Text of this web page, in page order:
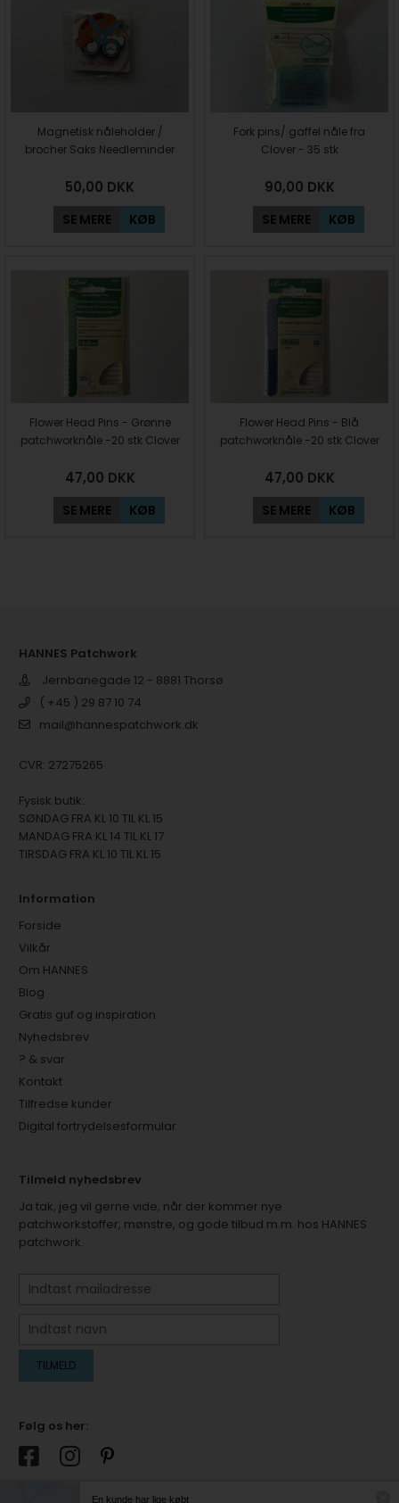
Magnetisk nåleholder /
brocher Saks Needleminder
50,00 DKK
SE MERE KØB
Fork pins/ gaffel nåle fra
Clover - 35 stk
90,00 DKK
SE MERE KØB
Flower Head Pins - Grønne
patchworknåle -20 stk Clover
47,00 DKK
SE MERE KØB
Flower Head Pins - Blå
patchworknåle -20 stk Clover
47,00 DKK
SE MERE KØB
HANNES Patchwork
Jernbanegade 12 - 8881 Thorsø
( +45 ) 29 87 10 74
mail@hannespatchwork.dk
CVR: 27275265
Fysisk butik:
SØNDAG FRA KL 10 TIL KL 15
MANDAG FRA KL 14 TIL KL 17
TIRSDAG FRA KL 10 TIL KL 15
Information
Forside
Vilkår
Om HANNES
Blog
Gratis guf og inspiration
Nyhedsbrev
? & svar
Kontakt
Tilfredse kunder
Digital fortrydelsesformular
Tilmeld nyhedsbrev
Ja tak, jeg vil gerne vide, når der kommer nye
patchworkstoffer, mønstre, og gode tilbud m.m. hos HANNES
patchwork.
Følg os her:
En kunde har lige købt